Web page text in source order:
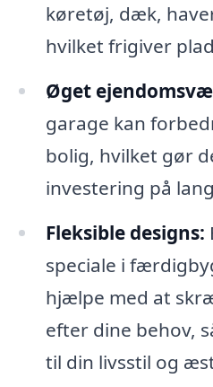
køretøj, dæk,
hvilket frigiver
Øget
garage kan
bolig, hvilket gør
investering på
Fleksible designs:
speciale i
hjælpe med at
efter dine behov,
til din livsstil og